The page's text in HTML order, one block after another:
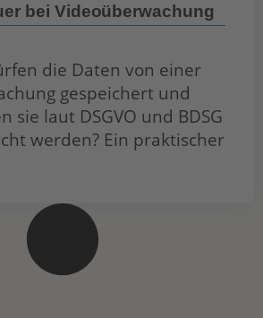
bei Videoüberwachung
die Daten von einer
gespeichert und
sie laut DSGVO und BDSG
werden? Ein praktischer